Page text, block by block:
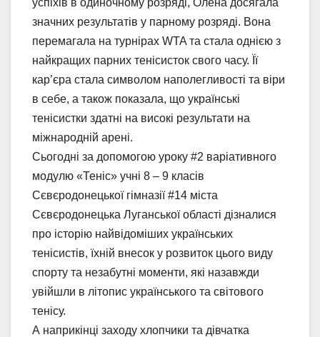
значних результатів у парному розряді. Вона
перемагала на турнірах WTA та стала однією з
найкращих парних тенісисток свого часу. Її
кар’єра стала символом наполегливості та віри
в себе, а також показала, що українські
тенісистки здатні на високі результати на
міжнародній арені.
Сьогодні за допомогою уроку #2 варіативного
модулю «Теніс» учні 8 – 9 класів
Сєвєродонецької гімназії #14 міста
Сєвєродонецька Луганської області дізналися
про історію найвідоміших українських
тенісистів, їхній внесок у розвиток цього виду
спорту та незабутні моменти, які назавжди
увійшли в літопис українського та світового
тенісу.
А наприкінці заходу хлопчики та дівчатка